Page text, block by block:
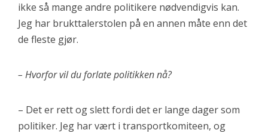
ikke så mange andre politikere nødvendigvis kan.
Jeg har brukttalerstolen på en annen måte enn det
de fleste gjør.
– Hvorfor vil du forlate politikken nå?
– Det er rett og slett fordi det er lange dager som
politiker. Jeg har vært i transportkomiteen, og